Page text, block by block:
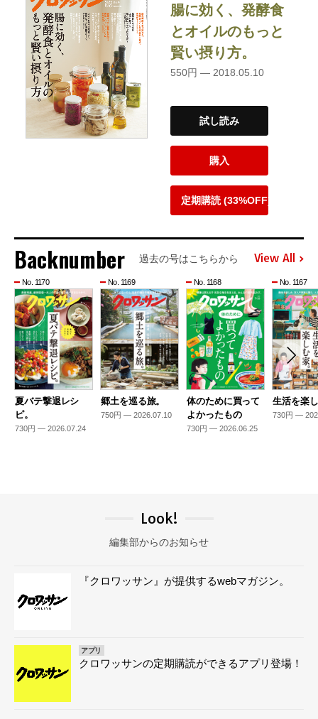
腸に効く、発酵食
とオイルのもっと
賢い摂り方。
550円 — 2018.05.10
試し読み
購入
定期購読 (33%OFF)
Backnumber 過去の号はこちらから View All
No. 1170
夏バテ撃退レシ
ピ。
730円 — 2026.07.24
No. 1169
郷土を巡る旅。
750円 — 2026.07.10
No. 1168
体のために買って
よかったもの
730円 — 2026.06.25
No. 1167
生活を楽
730円 —
Look!
編集部からのお知らせ
『クロワッサン』が提供するwebマガジン。
アプリ
クロワッサンの定期購読ができるアプリ登場！